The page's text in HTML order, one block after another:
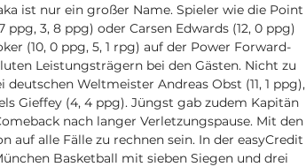
ist nur ein großer Name. Spieler wie die Point
ppg, 3, 8 ppg) oder Carsen Edwards (12, 0 ppg)
(10, 0 ppg, 5, 1 rpg) auf der Power Forward-
Leistungsträgern bei den Gästen. Nicht zu
Weltmeister Andreas Obst (11, 1 ppg),
Gieffey (4, 4 ppg). Jüngst gab zudem Kapitän
nach langer Verletzungspause. Mit den
auf alle Fälle zu rechnen sein. In der easyCredit
Basketball mit sieben Siegen und drei